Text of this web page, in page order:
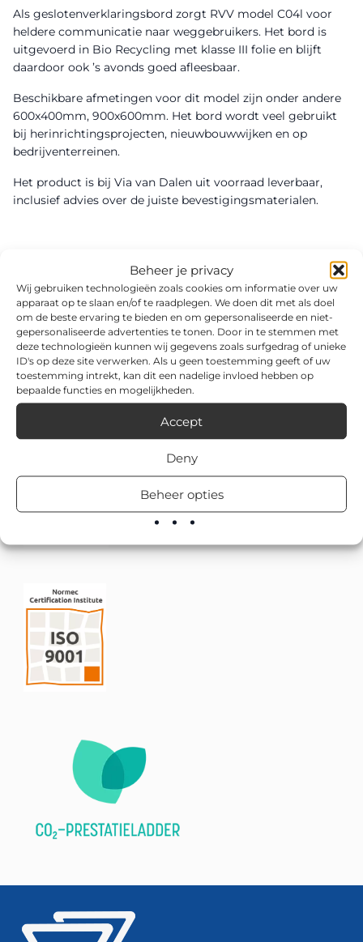
Beheer je privacy
Wij gebruiken technologieën zoals cookies om informatie over uw
apparaat op te slaan en/of te raadplegen. We doen dit met als doel
om de beste ervaring te bieden en om gepersonaliseerde en niet-
gepersonaliseerde advertenties te tonen. Door in te stemmen met
deze technologieën kunnen wij gegevens zoals surfgedrag of unieke
ID's op deze site verwerken. Als u geen toestemming geeft of uw
toestemming intrekt, kan dit een nadelige invloed hebben op
bepaalde functies en mogelijkheden.
Accept
Deny
Beheer opties
Als geslotenverklaringsbord zorgt RVV model C04l voor
heldere communicatie naar weggebruikers. Het bord is
uitgevoerd in Bio Recycling met klasse III folie en blijft
daardoor ook ’s avonds goed afleesbaar.
Beschikbare afmetingen voor dit model zijn onder andere
600x400mm, 900x600mm. Het bord wordt veel gebruikt
bij herinrichtingsprojecten, nieuwbouwwijken en op
bedrijventerreinen.
Het product is bij Via van Dalen uit voorraad leverbaar,
inclusief advies over de juiste bevestigingsmaterialen.